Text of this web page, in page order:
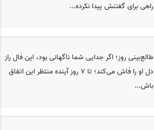
راهی برای گفتنش پیدا نکرده...
طالع‌بینی روز؛ اگر جدایی شما ناگهانی بود، این فال راز
دل او را فاش می‌کند؛ تا 7 روز آینده منتظر این اتفاق
باش...